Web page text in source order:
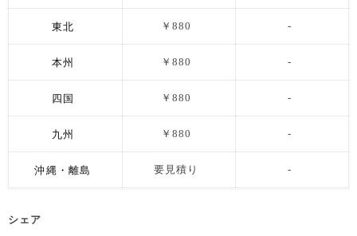
東北 ￥880 -
本州 ￥880 -
四国 ￥880 -
九州 ￥880 -
沖縄・離島 要見積り -
シェア